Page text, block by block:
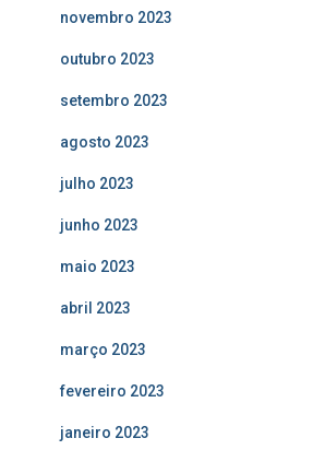
novembro 2023
outubro 2023
setembro 2023
agosto 2023
julho 2023
junho 2023
maio 2023
abril 2023
março 2023
fevereiro 2023
janeiro 2023